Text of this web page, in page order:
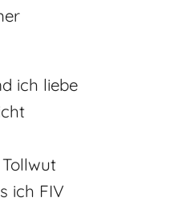
ich liebe
ich FIV